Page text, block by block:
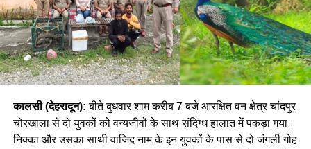
कालसी (देहरादून): बीते बुधवार शाम करीब 7 बजे आरक्षित वन क्षेत्र चांदपुर
चोरखाला से दो युवकों को वन्यजीवों के साथ संदिग्ध हालात में पकड़ा गया।
निक्का और उसका साथी वाजिद नाम के इन युवकों के पास से दो जंगली गोह